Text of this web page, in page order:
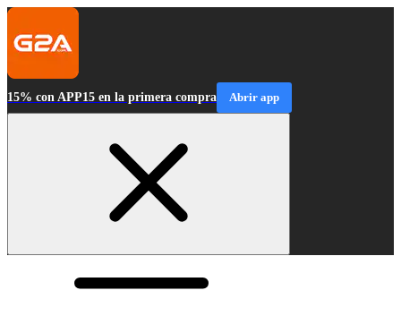
15% con APP15 en la primera compra Abrir app